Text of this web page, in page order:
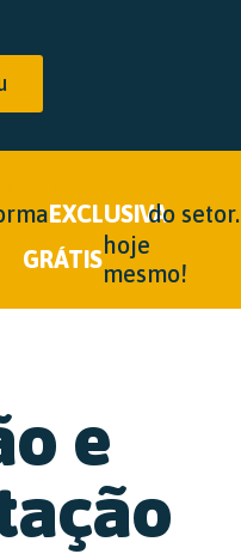
EXCLUSIVAdo setor.
GRÁTIS
hoje
mesmo!
e